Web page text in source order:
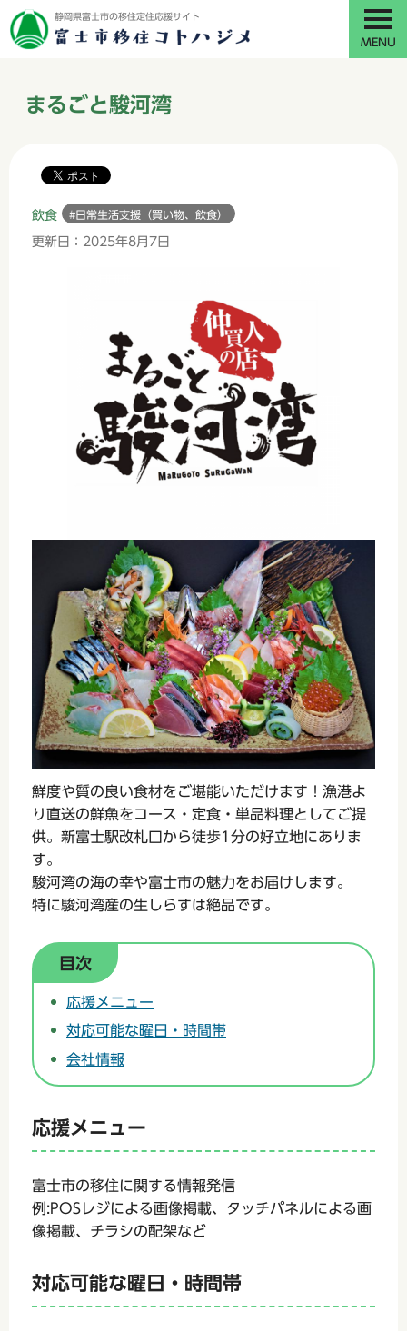
静岡県富士市の移住定住応援サイト
MENU
まるごと駿河湾
飲食 #日常生活支援（買い物、飲食）
更新日：2025年8月7日
鮮度や質の良い食材をご堪能いただけます！漁港よ
り直送の鮮魚をコース・定食・単品料理としてご提
供。新富士駅改札口から徒歩1分の好立地にありま
す。
駿河湾の海の幸や富士市の魅力をお届けします。
特に駿河湾産の生しらすは絶品です。
目次
応援メニュー
対応可能な曜日・時間帯
会社情報
応援メニュー
富士市の移住に関する情報発信
例:POSレジによる画像掲載、タッチパネルによる画
像掲載、チラシの配架など
対応可能な曜日・時間帯